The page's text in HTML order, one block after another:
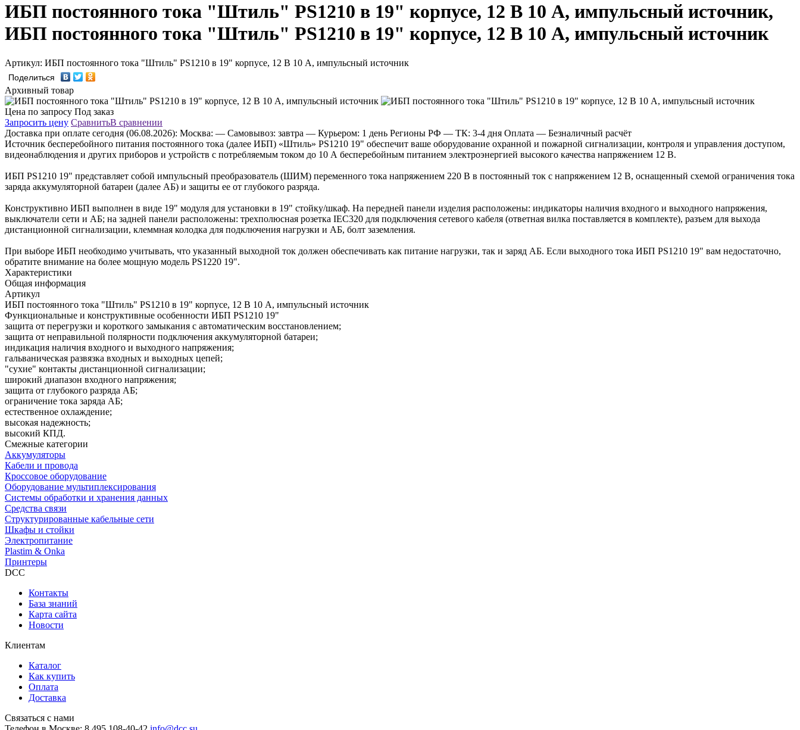
ИБП постоянного тока "Штиль" PS1210 в 19" корпусе, 12 В 10 A, импульсный источник,
ИБП постоянного тока "Штиль" PS1210 в 19" корпусе, 12 В 10 A, импульсный источник
Артикул: ИБП постоянного тока "Штиль" PS1210 в 19" корпусе, 12 В 10 A, импульсный источник
Поделиться
Архивный товар
Цена по запросу Под заказ
Запросить цену СравнитьВ сравнении
Доставка при оплате сегодня (06.08.2026): Москва: — Самовывоз: завтра — Курьером: 1 день Регионы РФ — ТК: 3-4 дня Оплата — Безналичный расчёт
Источник бесперебойного питания постоянного тока (далее ИБП) «Штиль» PS1210 19" обеспечит ваше оборудование охранной и пожарной сигнализации, контроля и управления доступом,
видеонаблюдения и других приборов и устройств с потребляемым током до 10 А бесперебойным питанием электроэнергией высокого качества напряжением 12 В.
ИБП PS1210 19" представляет собой импульсный преобразователь (ШИМ) переменного тока напряжением 220 В в постоянный ток с напряжением 12 В, оснащенный схемой ограничения тока
заряда аккумуляторной батареи (далее АБ) и защиты ее от глубокого разряда.
Конструктивно ИБП выполнен в виде 19" модуля для установки в 19" стойку/шкаф. На передней панели изделия расположены: индикаторы наличия входного и выходного напряжения,
выключатели сети и АБ; на задней панели расположены: трехполюсная розетка IEC320 для подключения сетевого кабеля (ответная вилка поставляется в комплекте), разъем для выхода
дистанционной сигнализации, клеммная колодка для подключения нагрузки и АБ, болт заземления.
При выборе ИБП необходимо учитывать, что указанный выходной ток должен обеспечивать как питание нагрузки, так и заряд АБ. Если выходного тока ИБП PS1210 19" вам недостаточно,
обратите внимание на более мощную модель PS1220 19".
Характеристики
Общая информация
Артикул
ИБП постоянного тока "Штиль" PS1210 в 19" корпусе, 12 В 10 A, импульсный источник
Функциональные и конструктивные особенности ИБП PS1210 19"
защита от перегрузки и короткого замыкания с автоматическим восстановлением;
защита от неправильной полярности подключения аккумуляторной батареи;
индикация наличия входного и выходного напряжения;
гальваническая развязка входных и выходных цепей;
"сухие" контакты дистанционной сигнализации;
широкий диапазон входного напряжения;
защита от глубокого разряда АБ;
ограничение тока заряда АБ;
естественное охлаждение;
высокая надежность;
высокий КПД.
Смежные категории
Аккумуляторы
Кабели и провода
Кроссовое оборудование
Оборудование мультиплексирования
Системы обработки и хранения данных
Средства связи
Структурированные кабельные сети
Шкафы и стойки
Электропитание
Plastim & Onka
Принтеры
DCC
Контакты
База знаний
Карта сайта
Новости
Клиентам
Каталог
Как купить
Оплата
Доставка
Связаться с нами